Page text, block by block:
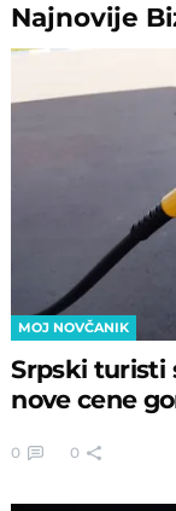
Najnovije
MOJ NOVČANIK
Srpski turisti
nove cene
0 0